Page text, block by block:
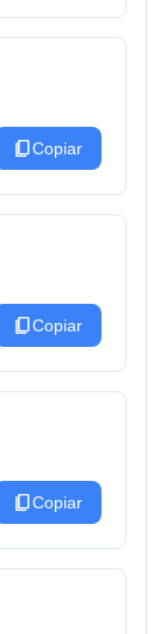
content_copyCopiar
content_copyCopiar
content_copyCopiar